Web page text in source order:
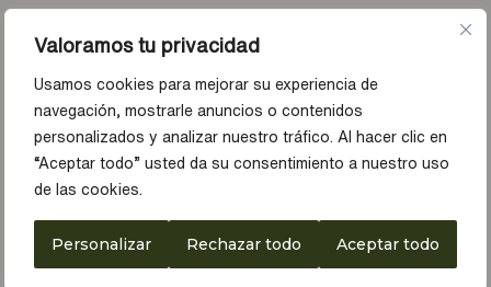
Valoramos tu privacidad
Usamos cookies para mejorar su experiencia de
navegación, mostrarle anuncios o contenidos
personalizados y analizar nuestro tráfico. Al hacer clic en
“Aceptar todo” usted da su consentimiento a nuestro uso
de las cookies.
Personalizar Rechazar todo Aceptar todo